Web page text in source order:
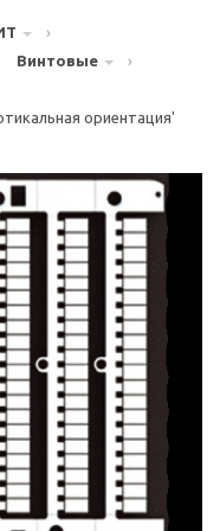
›
Винтовые
›
ориентация'